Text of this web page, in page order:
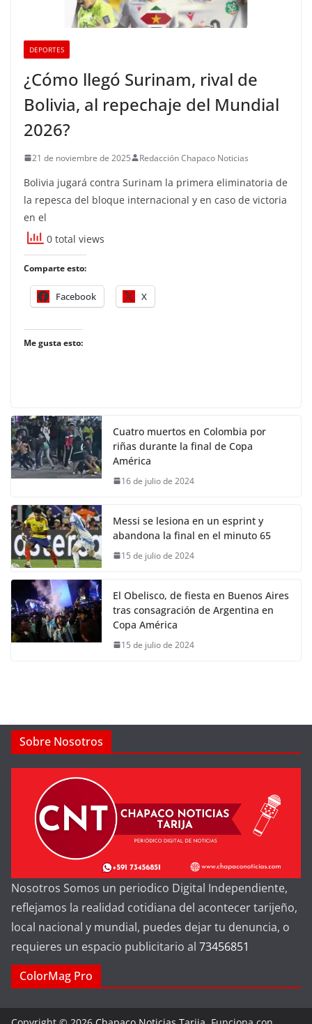
DEPORTES
¿Cómo llegó Surinam, rival de
Bolivia, al repechaje del Mundial
2026?
21 de noviembre de 2025 Redacción Chapaco Noticias
Bolivia jugará contra Surinam la primera eliminatoria de
la repesca del bloque internacional y en caso de victoria
en el
0 total views
Comparte esto:
Facebook X
Me gusta esto:
Cuatro muertos en Colombia por
riñas durante la final de Copa
América
16 de julio de 2024
Messi se lesiona en un esprint y
abandona la final en el minuto 65
15 de julio de 2024
El Obelisco, de fiesta en Buenos Aires
tras consagración de Argentina en
Copa América
15 de julio de 2024
Sobre Nosotros
Nosotros Somos un periodico Digital Independiente,
reflejamos la realidad cotidiana del acontecer tarijeño,
local nacional y mundial, puedes dejar tu denuncia, o
requieres un espacio publicitario al 73456851
ColorMag Pro